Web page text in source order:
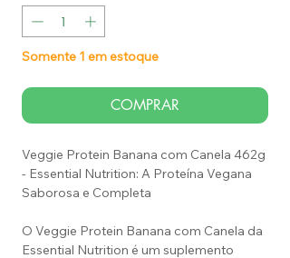
Somente 1 em estoque
COMPRAR
Veggie Protein Banana com Canela 462g
- Essential Nutrition: A Proteína Vegana
Saborosa e Completa
O Veggie Protein Banana com Canela da
Essential Nutrition é um suplemento